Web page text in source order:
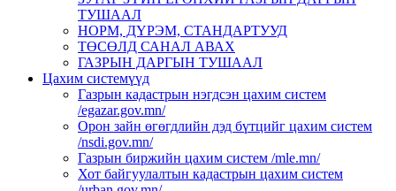
ТУШААЛ
НОРМ, ДҮРЭМ, СТАНДАРТУУД
ТӨСӨЛД САНАЛ АВАХ
ГАЗРЫН ДАРГЫН ТУШААЛ
Цахим системүүд
Газрын кадастрын нэгдсэн цахим систем
/egazar.gov.mn/
Орон зайн өгөгдлийн дэд бүтцийг цахим систем
/nsdi.gov.mn/
Газрын биржийн цахим систем /mle.mn/
Хот байгуулалтын кадастрын цахим систем